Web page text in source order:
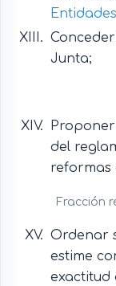
Junta;
del
reformas
Fracción
Ordenar
estime
exactitud